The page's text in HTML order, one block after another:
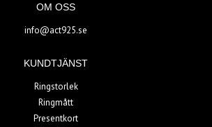
OM OSS
info@act925.se
KUNDTJÄNST
Ringstorlek
Ringmått
Presentkort